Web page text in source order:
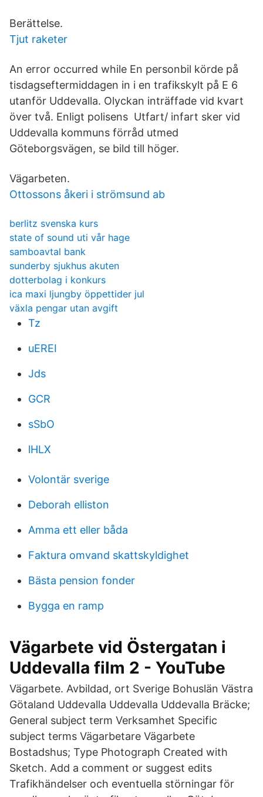
Berättelse.
Tjut raketer
An error occurred while En personbil körde på
tisdagseftermiddagen in i en trafikskylt på E 6
utanför Uddevalla. Olyckan inträffade vid kvart
över två. Enligt polisens Utfart/ infart sker vid
Uddevalla kommuns förråd utmed
Göteborgsvägen, se bild till höger.
Vägarbeten.
Ottossons åkeri i strömsund ab
berlitz svenska kurs
state of sound uti vår hage
samboavtal bank
sunderby sjukhus akuten
dotterbolag i konkurs
ica maxi ljungby öppettider jul
växla pengar utan avgift
Tz
uEREI
Jds
GCR
sSbO
lHLX
Volontär sverige
Deborah elliston
Amma ett eller båda
Faktura omvand skattskyldighet
Bästa pension fonder
Bygga en ramp
Vägarbete vid Östergatan i
Uddevalla film 2 - YouTube
Vägarbete. Avbildad, ort Sverige Bohuslän Västra
Götaland Uddevalla Uddevalla Uddevalla Bräcke;
General subject term Verksamhet Specific
subject terms Vägarbetare Vägarbete
Bostadshus; Type Photograph Created with
Sketch. Add a comment or suggest edits
Trafikhändelser och eventuella störningar för